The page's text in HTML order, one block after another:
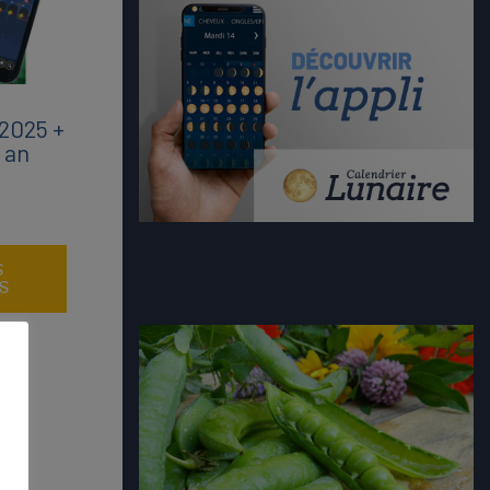
+